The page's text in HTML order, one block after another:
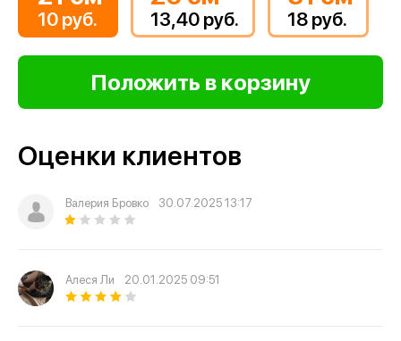
10 руб. 13,40 руб. 18 руб.
Оценки клиентов
Валерия Бровко 30.07.2025 13:17
Алеся Ли 20.01.2025 09:51